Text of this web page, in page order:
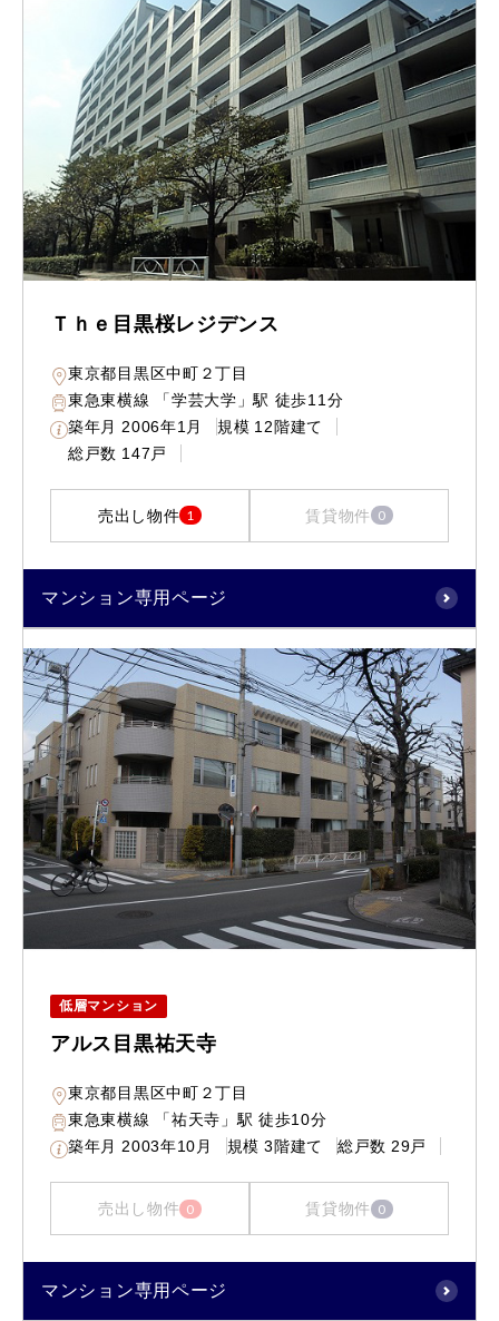
Ｔｈｅ目黒桜レジデンス
東京都目黒区中町２丁目
東急東横線 「学芸大学」駅 徒歩11分
築年月 2006年1月 規模 12階建て
総戸数 147戸
売出し物件 1 賃貸物件 0
マンション専用ページ
低層マンション
アルス目黒祐天寺
東京都目黒区中町２丁目
東急東横線 「祐天寺」駅 徒歩10分
築年月 2003年10月 規模 3階建て 総戸数 29戸
売出し物件 0 賃貸物件 0
マンション専用ページ